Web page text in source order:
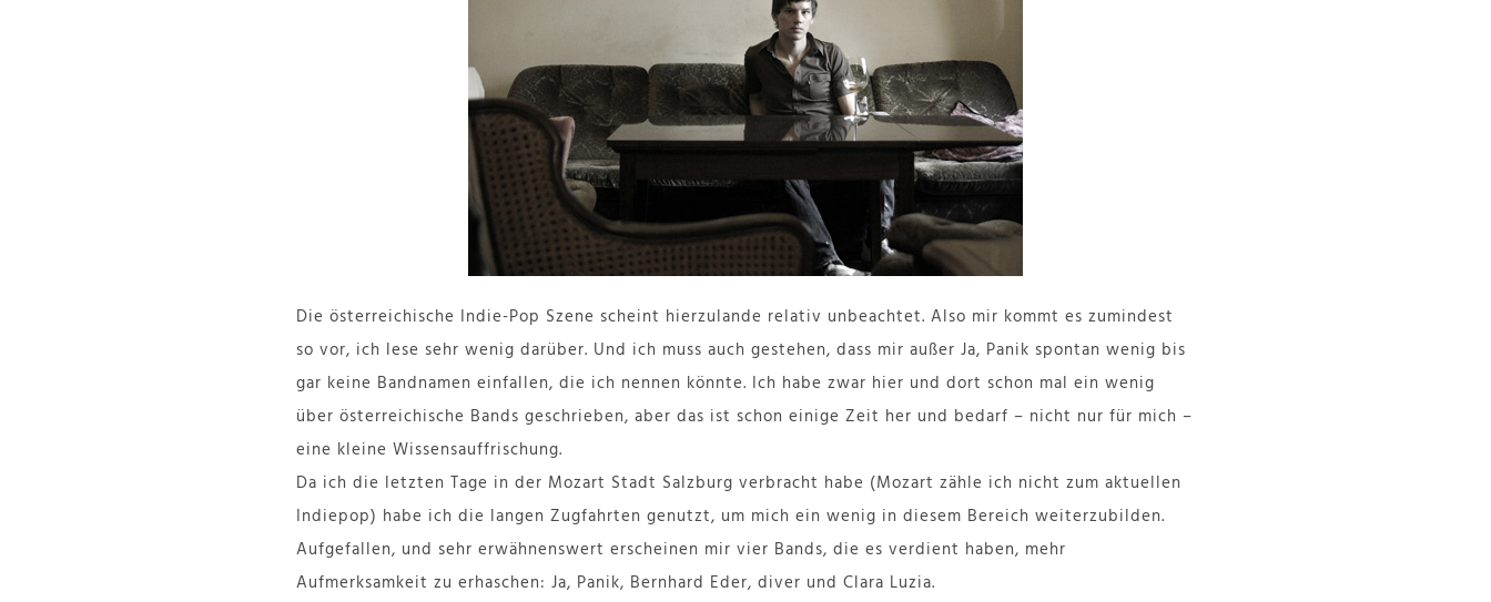
Die österreichische Indie-Pop Szene scheint hierzulande relativ unbeachtet. Also mir kommt es zumindest
so vor, ich lese sehr wenig darüber. Und ich muss auch gestehen, dass mir außer Ja, Panik spontan wenig bis
gar keine Bandnamen einfallen, die ich nennen könnte. Ich habe zwar hier und dort schon mal ein wenig
über österreichische Bands geschrieben, aber das ist schon einige Zeit her und bedarf – nicht nur für mich –
eine kleine Wissensauffrischung.
Da ich die letzten Tage in der Mozart Stadt Salzburg verbracht habe (Mozart zähle ich nicht zum aktuellen
Indiepop) habe ich die langen Zugfahrten genutzt, um mich ein wenig in diesem Bereich weiterzubilden.
Aufgefallen, und sehr erwähnenswert erscheinen mir vier Bands, die es verdient haben, mehr
Aufmerksamkeit zu erhaschen: Ja, Panik, Bernhard Eder, diver und Clara Luzia.